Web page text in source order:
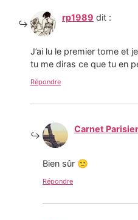
rp1989 dit :
J’ai lu le premier tome et
tu me diras ce que tu en
Répondre
Carnet
Bien sûr 🙂
Répondre